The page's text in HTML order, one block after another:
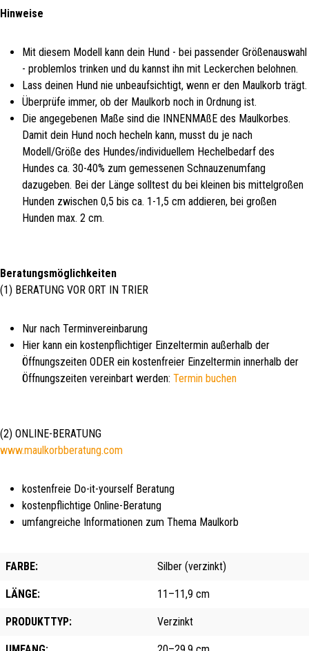
Hinweise
Mit diesem Modell kann dein Hund - bei passender Größenauswahl
- problemlos trinken und du kannst ihn mit Leckerchen belohnen.
Lass deinen Hund nie unbeaufsichtigt, wenn er den Maulkorb trägt.
Überprüfe immer, ob der Maulkorb noch in Ordnung ist.
Die angegebenen Maße sind die INNENMAßE des Maulkorbes.
Damit dein Hund noch hecheln kann, musst du je nach
Modell/Größe des Hundes/individuellem Hechelbedarf des
Hundes ca. 30-40% zum gemessenen Schnauzenumfang
dazugeben. Bei der Länge solltest du bei kleinen bis mittelgroßen
Hunden zwischen 0,5 bis ca. 1-1,5 cm addieren, bei großen
Hunden max. 2 cm.
Beratungsmöglichkeiten
(1) BERATUNG VOR ORT IN TRIER
Nur nach Terminvereinbarung
Hier kann ein kostenpflichtiger Einzeltermin außerhalb der
Öffnungszeiten ODER ein kostenfreier Einzeltermin innerhalb der
Öffnungszeiten vereinbart werden: Termin buchen
(2) ONLINE-BERATUNG
www.maulkorbberatung.com
kostenfreie Do-it-yourself Beratung
kostenpflichtige Online-Beratung
umfangreiche Informationen zum Thema Maulkorb
FARBE: Silber (verzinkt)
LÄNGE: 11–11,9 cm
PRODUKTTYP: Verzinkt